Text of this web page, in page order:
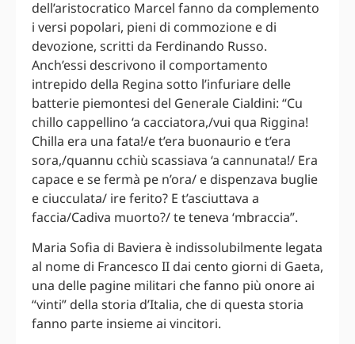
dell’aristocratico Marcel fanno da complemento
i versi popolari, pieni di commozione e di
devozione, scritti da Ferdinando Russo.
Anch’essi descrivono il comportamento
intrepido della Regina sotto l’infuriare delle
batterie piemontesi del Generale Cialdini: “Cu
chillo cappellino ‘a cacciatora,/vui qua Riggina!
Chilla era una fata!/e t’era buonaurio e t’era
sora,/quannu cchiù scassiava ‘a cannunata!/ Era
capace e se fermà pe n’ora/ e dispenzava buglie
e ciucculata/ ire ferito? E t’asciuttava a
faccia/Cadiva muorto?/ te teneva ‘mbraccia”.
Maria Sofia di Baviera è indissolubilmente legata
al nome di Francesco II dai cento giorni di Gaeta,
una delle pagine militari che fanno più onore ai
“vinti” della storia d’Italia, che di questa storia
fanno parte insieme ai vincitori.